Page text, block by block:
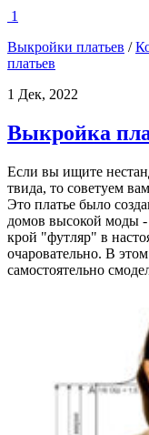
1
Выкройки платьев /
платьев
1 Дек, 2022
Выкройка
Если вы ищите
твида, то советуем
Это платье было
домов высокой моды
крой "футляр" в
очаровательно. В
самостоятельно